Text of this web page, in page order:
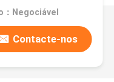
：Negociável
Contacte-nos